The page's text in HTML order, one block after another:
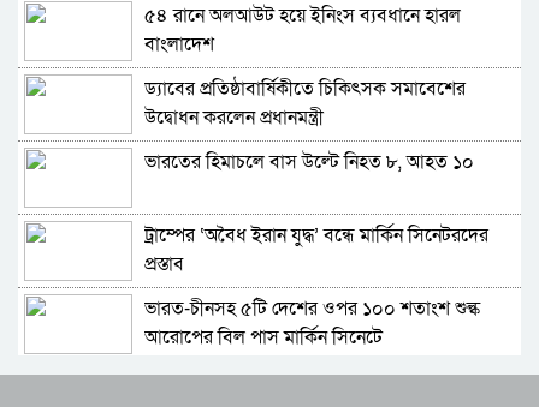
আওয়ামী লীগ আমাদের শত্রু নয়, অচিরেই আওয়ামী
লীগ বিএনপির সঙ্গে মিশে যাবে: সংসদ সদস্য নাছির
শহীদ আহসান জুলাই যোদ্ধা নন—দাবি বিএনপি নেতার,
জামায়াত নেতা বললেন, ‘সারজিসও ছাত্রলীগ করতেন’
সাকিব আল হাসানের বাড়িতে পেট্রোল ঢেলে আগুন
গাজীপুর-৫ আসনের সাবেক এমপি আখতারুজ্জামান
গ্রেপ্তার
ফেনীর পুলিশ সুপার; যত কিছুই করি না কেন, কারোরই
মন রক্ষা করতে পারি না
৫৪ রানে অলআউট হয়ে ইনিংস ব্যবধানে হারল
বাংলাদেশ
ড্যাবের প্রতিষ্ঠাবার্ষিকীতে চিকিৎসক সমাবেশের
উদ্বোধন করলেন প্রধানমন্ত্রী
ভারতের হিমাচলে বাস উল্টে নিহত ৮, আহত ১০
ট্রাম্পের ‘অবৈধ ইরান যুদ্ধ’ বন্ধে মার্কিন সিনেটরদের
প্রস্তাব
ভারত-চীনসহ ৫টি দেশের ওপর ১০০ শতাংশ শুল্ক
আরোপের বিল পাস মার্কিন সিনেটে
বিশ্বকাপে মেসিকে হত্যার হুমকি, ফাঁস হলো ভয়ংকর